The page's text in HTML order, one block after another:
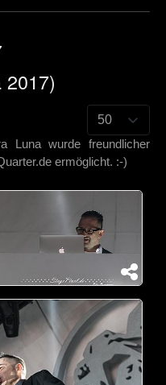
2017)
Luna wurde freundlicher
ermöglicht. :-)